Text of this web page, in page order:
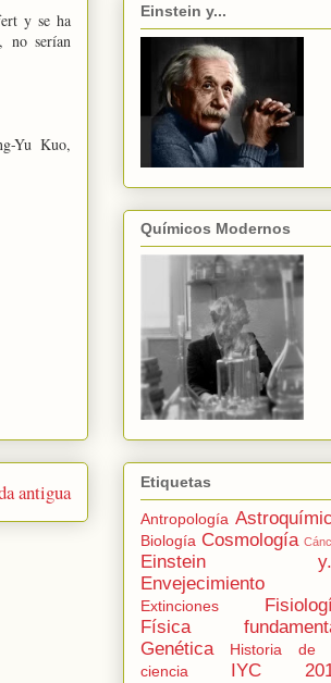
y se ha
no serían
Yu Kuo,
antigua
Einstein y...
Químicos Modernos
Etiquetas
Antropología
Biología Cosmología
Einstein
Envejecimiento
Extinciones
Física
Genética
Historia de
ciencia
IYC